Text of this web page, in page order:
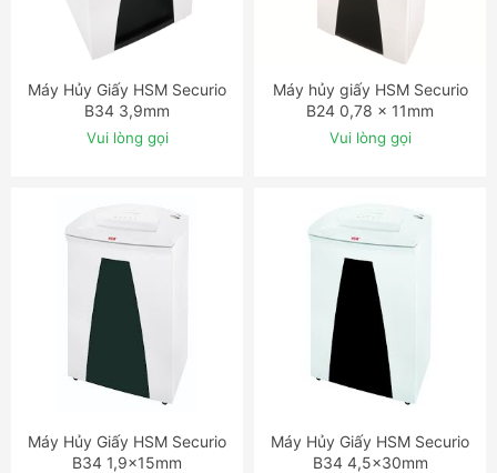
ĐẶT NGAY
Máy Hủy Giấy HSM Securio
B34 3,9mm
Vui lòng gọi
ĐẶT NGAY
Máy hủy giấy HSM Securio
B24 0,78 x 11mm
Vui lòng gọi
ĐẶT NGAY
Máy Hủy Giấy HSM Securio
B34 1,9x15mm
ĐẶT NGAY
Máy Hủy Giấy HSM Securio
B34 4,5x30mm